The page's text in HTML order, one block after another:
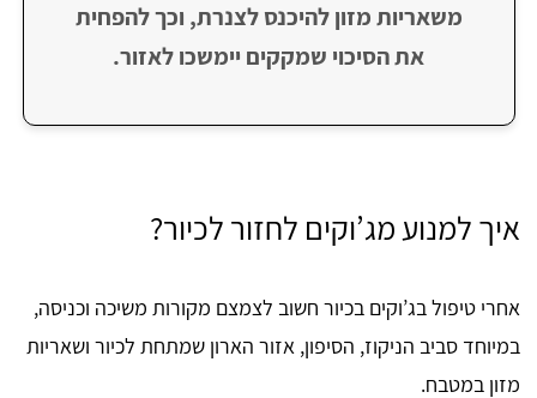
משאריות מזון להיכנס לצנרת, וכך להפחית
את הסיכוי שמקקים יימשכו לאזור.
איך למנוע מג’וקים לחזור לכיור?
אחרי טיפול בג’וקים בכיור חשוב לצמצם מקורות משיכה וכניסה,
במיוחד סביב הניקוז, הסיפון, אזור הארון שמתחת לכיור ושאריות
מזון במטבח.